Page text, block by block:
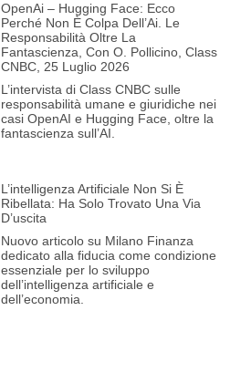
OpenAi – Hugging Face: Ecco
Perché Non È Colpa Dell’Ai. Le
Responsabilità Oltre La
Fantascienza, Con O. Pollicino, Class
CNBC, 25 Luglio 2026
L’intervista di Class CNBC sulle
responsabilità umane e giuridiche nei
casi OpenAI e Hugging Face, oltre la
fantascienza sull’AI.
L’intelligenza Artificiale Non Si È
Ribellata: Ha Solo Trovato Una Via
D’uscita
Nuovo articolo su Milano Finanza
dedicato alla fiducia come condizione
essenziale per lo sviluppo
dell’intelligenza artificiale e
dell’economia.